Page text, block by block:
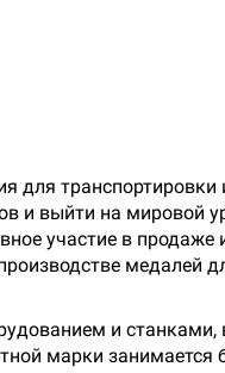
для
и выйти на мировой
участие в продаже
медалей
и
марки занимается